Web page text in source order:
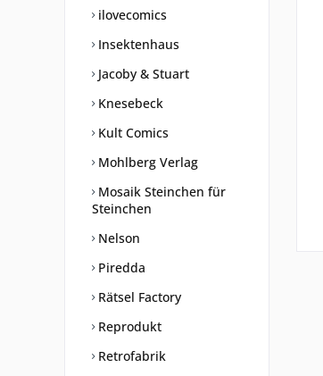
ilovecomics
Insektenhaus
Jacoby & Stuart
Knesebeck
Kult Comics
Mohlberg Verlag
Mosaik Steinchen für
Steinchen
Nelson
Piredda
Rätsel Factory
Reprodukt
Retrofabrik